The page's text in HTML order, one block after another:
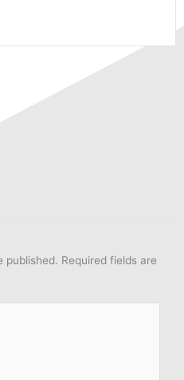
published. Required fields are